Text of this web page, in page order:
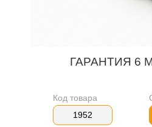
ГАРАНТИЯ 6
Код товара
1952